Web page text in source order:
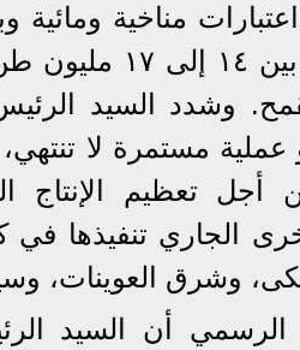
مناخية ومائية
مصر تستورد ما
وشدد السيد
عملية مستمرة لا
تعظيم الإنتاج
الجاري تنفيذها
وشرق العوينات،
الرسمي أن السيد